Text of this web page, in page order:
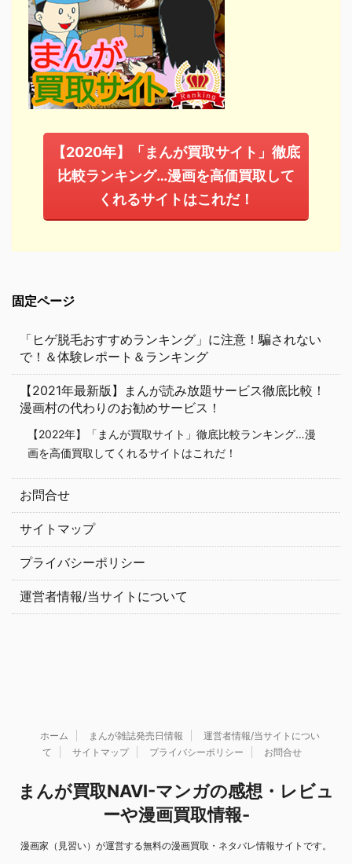
【2020年】「まんが買取サイト」徹底
比較ランキング…漫画を高価買取して
くれるサイトはこれだ！
固定ページ
「ヒゲ脱毛おすすめランキング」に注意！騙されない
で！＆体験レポート＆ランキング
【2021年最新版】まんが読み放題サービス徹底比較！
漫画村の代わりのお勧めサービス！
【2022年】「まんが買取サイト」徹底比較ランキング…漫
画を高価買取してくれるサイトはこれだ！
お問合せ
サイトマップ
プライバシーポリシー
運営者情報/当サイトについて
ホーム まんが雑誌発売日情報
運営者情報/当サイトについ
て
サイトマップ プライバシーポリシー お問合せ
まんが買取NAVI-マンガの感想・レビュ
ーや漫画買取情報-
漫画家（見習い）が運営する無料の漫画買取・ネタバレ情報サイトです。